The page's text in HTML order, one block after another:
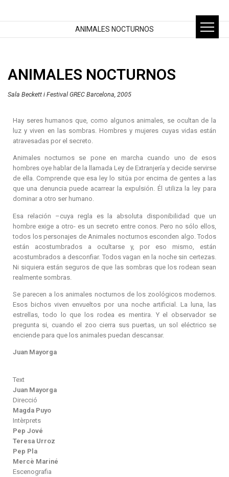
ANIMALES NOCTURNOS
ANIMALES NOCTURNOS
Sala Beckett i Festival GREC Barcelona, 2005
Hay seres humanos que, como algunos animales, se ocultan de la
luz y viven en las sombras. Hombres y mujeres cuyas vidas están
atravesadas por el secreto.
Animales nocturnos se pone en marcha cuando uno de esos
hombres oye hablar de la llamada Ley de Extranjería y decide servirse
de ella. Comprende que esa ley lo sitúa por encima de gentes a las
que una denuncia puede acarrear la expulsión. Él utiliza la ley para
dominar a otro ser humano.
Esa relación –cuya regla es la absoluta disponibilidad que un
hombre exige a otro- es un secreto entre conos. Pero no sólo ellos,
todos los personajes de Animales nocturnos esconden algo. Todos
están acostumbrados a ocultarse y, por eso mismo, están
acostumbrados a desconfiar. Todos vagan en la noche sin certezas.
Ni siquiera están seguros de que las sombras que los rodean sean
realmente sombras.
Se parecen a los animales nocturnos de los zoológicos modernos.
Esos bichos viven envueltos por una noche artificial. La luna, las
estrellas, todo lo que los rodea es mentira. Y el observador se
pregunta si, cuando el zoo cierra sus puertas, un sol eléctrico se
enciende para que los animales puedan descansar.
Juan Mayorga
Text
Juan Mayorga
Direcció
Magda Puyo
Intèrprets
Pep Jové
Teresa Urroz
Pep Pla
Mercè Mariné
Escenografia